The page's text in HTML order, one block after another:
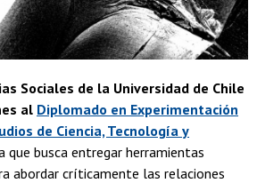
Sociales de la Universidad de Chile
al Diplomado en Experimentación
de Ciencia, Tecnología y
que busca entregar herramientas
abordar críticamente las relaciones